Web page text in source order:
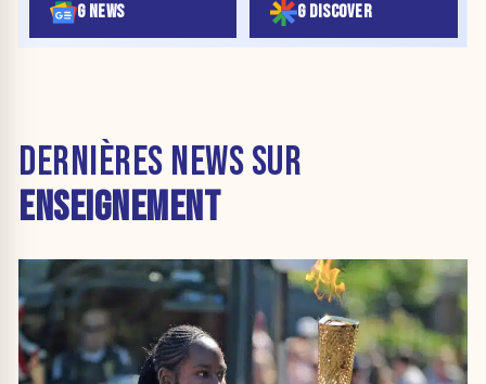
G NEWS G DISCOVER
DERNIÈRES NEWS SUR
ENSEIGNEMENT